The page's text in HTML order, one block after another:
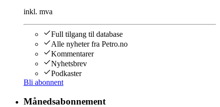
inkl. mva
Full tilgang til database
Alle nyheter fra Petro.no
Kommentarer
Nyhetsbrev
Podkaster
Bli abonnent
Månedsabonnement